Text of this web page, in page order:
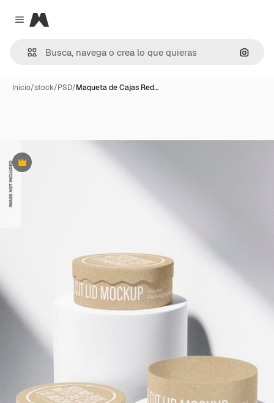
Close menu
Magnific
Inicio/stock/PSD/Maqueta de Cajas Red…
Premium